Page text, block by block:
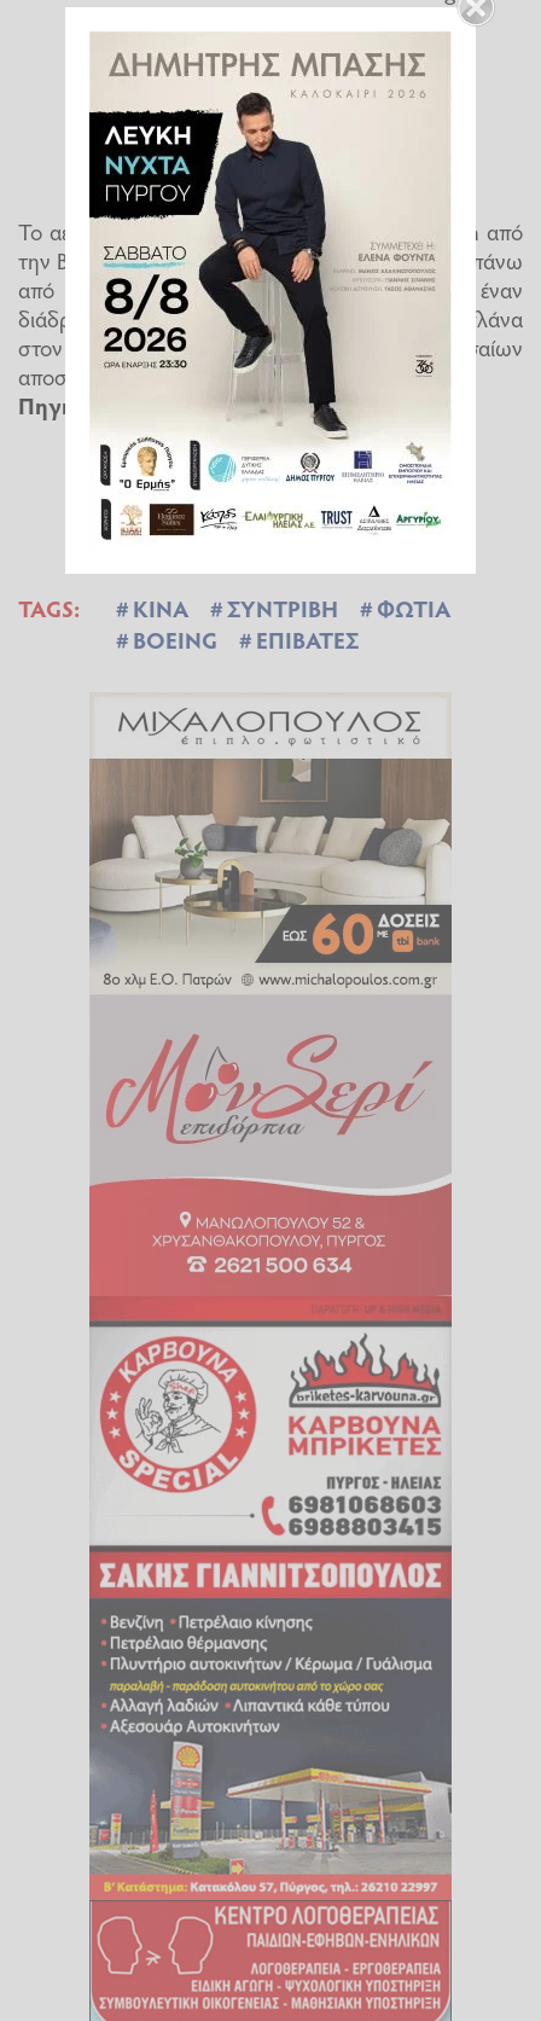
Boeing 737-800 (different
model frm Boeing 737 Max which remain
grounded in China)
pic.twitter.com/csRvoARAqo
— Carl Zha (@CarlZha)
March 21, 2022
Το αεροσκάφος παραδόθηκε στην China Eastern από
την Boeing τον Ιούνιο του 2015 και πετούσε για πάνω
από έξι χρόνια. Το δικινητήριο Boeing 737 με έναν
διάδρομο είναι ένα από τα πιο δημοφιλή αεροπλάνα
στον κόσμο για πτήσεις μικρών και μεσαίων
αποστάσεων.
Πηγή: Protothema.gr
TAGS: ΚΙΝΑ ΣΥΝΤΡΙΒΗ
ΦΩΤΙΑ
BOEING
ΕΠΙΒΑΤΕΣ